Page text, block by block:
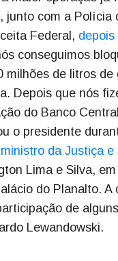
junto com a Polícia
Federal, depois
conseguimos
milhões de litros de
Depois que nós
do Banco
o presidente
da Justiça e
Lima e Silva,
do Planalto. A
de
Lewandowski.